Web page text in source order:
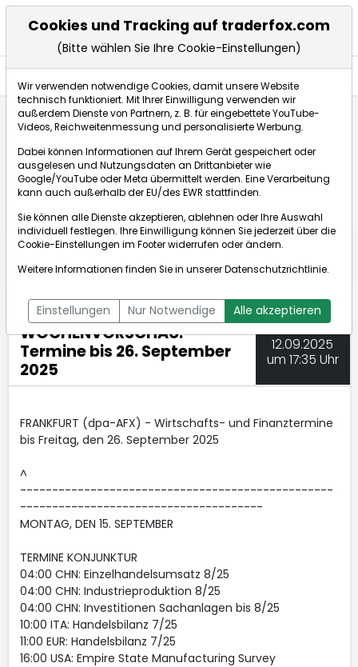
WOCHENVORSCHAU: Termine bis 26. September 2025
dpa-AFX Compact
ÜBERSICHT DPA-AFX PROFEED
DPA-AFX COMPACT
NEWSBOT
WOCHENVORSCHAU:
Termine bis 26. September
2025
12.09.2025
um 17:35 Uhr
FRANKFURT (dpa-AFX) - Wirtschafts- und Finanztermine
bis Freitag, den 26. September 2025
^
-------------------------------------------------
--------------------------------------
MONTAG, DEN 15. SEPTEMBER
TERMINE KONJUNKTUR
04:00 CHN: Einzelhandelsumsatz 8/25
04:00 CHN: Industrieproduktion 8/25
04:00 CHN: Investitionen Sachanlagen bis 8/25
10:00 ITA: Handelsbilanz 7/25
11:00 EUR: Handelsbilanz 7/25
16:00 USA: Empire State Manufacturing Survey
Cookies und Tracking auf traderfox.com
(Bitte wählen Sie Ihre Cookie-Einstellungen)
Wir verwenden notwendige Cookies, damit unsere Website
technisch funktioniert. Mit Ihrer Einwilligung verwenden wir
außerdem Dienste von Partnern, z. B. für eingebettete YouTube-
Videos, Reichweitenmessung und personalisierte Werbung.
Dabei können Informationen auf Ihrem Gerät gespeichert oder
ausgelesen und Nutzungsdaten an Drittanbieter wie
Google/YouTube oder Meta übermittelt werden. Eine Verarbeitung
kann auch außerhalb der EU/des EWR stattfinden.
Sie können alle Dienste akzeptieren, ablehnen oder Ihre Auswahl
individuell festlegen. Ihre Einwilligung können Sie jederzeit über die
Cookie-Einstellungen im Footer widerrufen oder ändern.
Weitere Informationen finden Sie in unsererDatenschutzrichtlinie.
Einstellungen Nur Notwendige Alle akzeptieren